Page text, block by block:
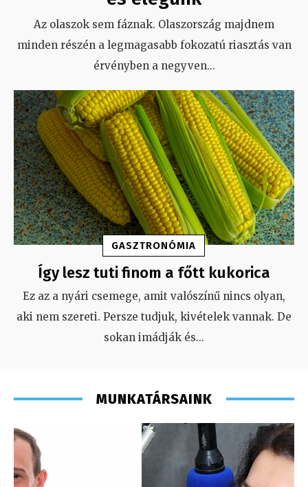
Az olaszok sem fáznak. Olaszország majdnem
minden részén a legmagasabb fokozatú riasztás van
érvényben a negyven...
GASZTRONÓMIA
Így lesz tuti finom a főtt kukorica
Ez az a nyári csemege, amit valószínű nincs olyan,
aki nem szereti. Persze tudjuk, kivételek vannak. De
sokan imádják és...
MUNKATÁRSAINK